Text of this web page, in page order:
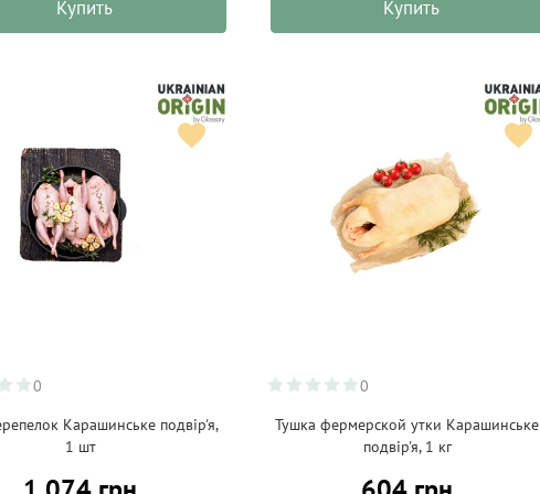
Купить Купить
0
Карашинське подвір'я,
1 шт
0
Тушка фермерской утки Карашинське
подвір'я, 1 кг